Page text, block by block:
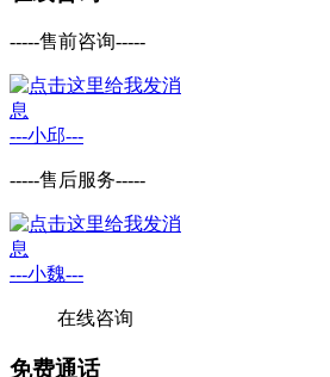
-----售前咨询-----
---小邱---
-----售后服务-----
---小魏---
在线咨询
免费通话